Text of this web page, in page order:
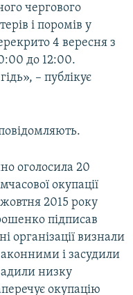
чергового
і поромів у
4 вересня з
до 12:00.
– публікує
оголосила 20
окупації
2015 року
підписав
організації визнали
і засудили
низку
окупацію